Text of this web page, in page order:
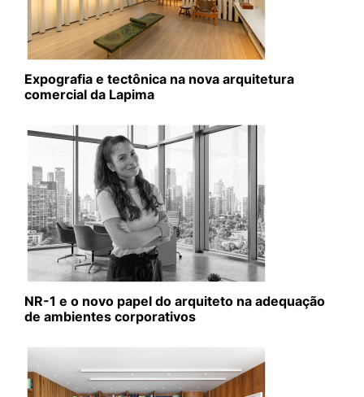
Expografia e tectônica na nova arquitetura
comercial da Lapima
NR-1 e o novo papel do arquiteto na adequação
de ambientes corporativos